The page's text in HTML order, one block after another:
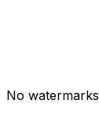
No watermarks